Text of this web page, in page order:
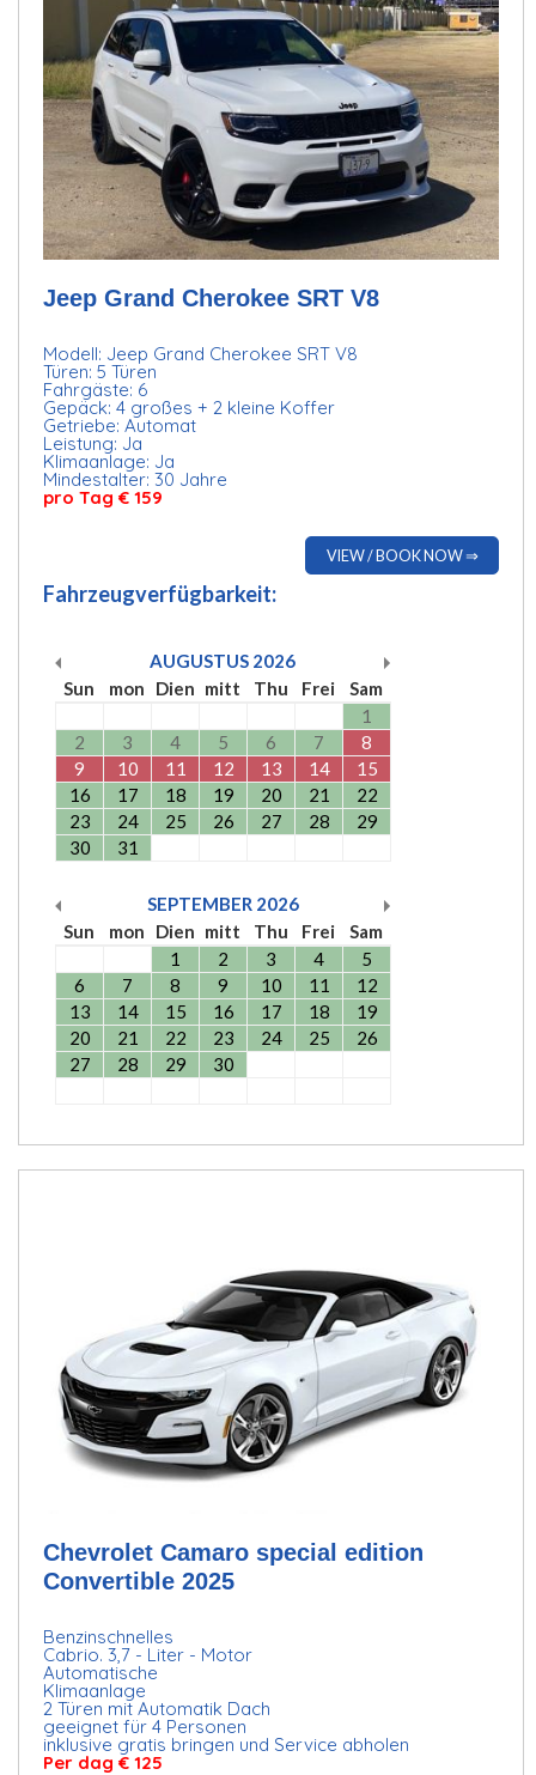
Jeep Grand Cherokee SRT V8
Modell: Jeep Grand Cherokee SRT V8
Türen: 5 Türen
Fahrgäste: 6
Gepäck: 4 großes + 2 kleine Koffer
Getriebe: Automat
Leistung: Ja
Klimaanlage: Ja
Mindestalter: 30 Jahre
pro Tag € 159
VIEW / BOOK NOW ⇒
Fahrzeugverfügbarkeit:
AUGUSTUS 2026
Sun
mon Dien mitt Thu Frei
Sam
1
2
3 4 5 6 7
8
9
10 11 12 13 14
15
16
17 18 19 20 21
22
23
24 25 26 27 28
29
30
31
SEPTEMBER 2026
Sun
mon Dien mitt Thu Frei
Sam
1
2 3 4
5
6
7 8 9 10 11
12
13
14 15 16 17 18
19
20
21 22 23 24 25
26
27
28 29 30
Chevrolet Camaro special edition
Convertible 2025
Benzinschnelles
Cabrio. 3,7 - Liter - Motor
Automatische
Klimaanlage
2 Türen mit Automatik Dach
geeignet für 4 Personen
inklusive gratis bringen und Service abholen
Per dag € 125